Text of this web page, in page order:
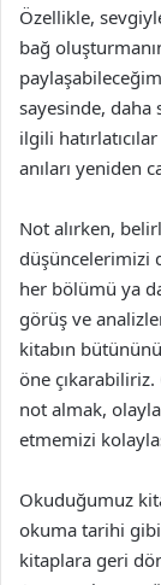
Özellikle,
bağ
sayesinde, daha
ilgili
anıları yeniden
Not alırken,
düşüncelerimizi
her bölümü ya
görüş ve
kitabın
öne çıkarabiliriz.
not almak,
etmemizi
Okuduğumuz
okuma tarihi
kitaplara geri